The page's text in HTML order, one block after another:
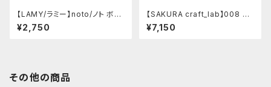
【LAMY/ラミー】noto/ノト ボー
ルペン・限定色 (オールブラック)
¥2,750
【SAKURA craft_lab】008 ゲ
ルインキボールペン (アシッドピ
ンク)
¥7,150
その他の商品